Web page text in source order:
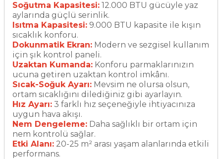
Soğutma Kapasitesi: 12.000 BTU gücüyle yaz
aylarında güçlü serinlik.
Isıtma Kapasitesi: 9.000 BTU kapasite ile kışın
sıcaklık konforu.
Dokunmatik Ekran: Modern ve sezgisel kullanım
için şık kontrol paneli.
Uzaktan Kumanda: Konforu parmaklarınızın
ucuna getiren uzaktan kontrol imkânı.
Sıcak-Soğuk Ayarı: Mevsim ne olursa olsun,
ortam sıcaklığını dilediğiniz gibi ayarlayın.
Hız Ayarı: 3 farklı hız seçeneğiyle ihtiyacınıza
uygun hava akışı.
Nem Dengeleme: Daha sağlıklı bir ortam için
nem kontrolü sağlar.
Etki Alanı: 20-25 m² arası yaşam alanlarında etkili
performans.